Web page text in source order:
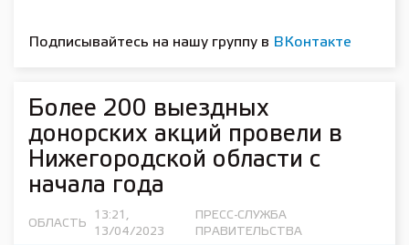
Подписывайтесь на нашу группу в ВКонтакте
Более 200 выездных
донорских акций провели в
Нижегородской области с
начала года
ОБЛАСТЬ
13:21,
13/04/2023
ПРЕСС-СЛУЖБА
ПРАВИТЕЛЬСТВА